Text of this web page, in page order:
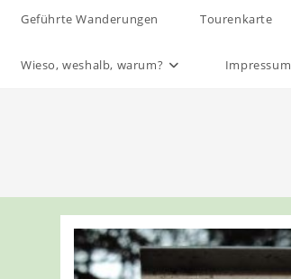
Geführte Wanderungen Tourenkarte
Wieso, weshalb, warum? Impressum